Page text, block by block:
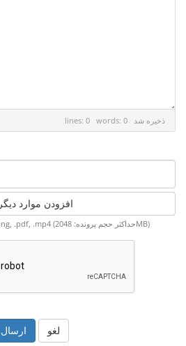
lines: 0 words: 0 ذخیره شد
افزودن موارد دیگر
پسوند های مجاز: .jpg, .gif, .jpeg, .png, .pdf, .mp4 (حداکثر حجم پرونده: 2048MB)
لغو